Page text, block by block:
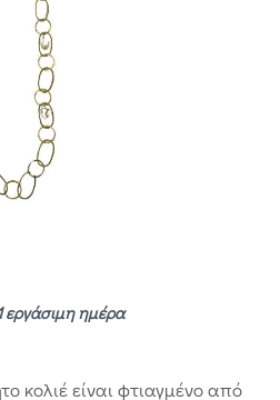
εργάσιμη ημέρα
κολιέ είναι φτιαγμένο από